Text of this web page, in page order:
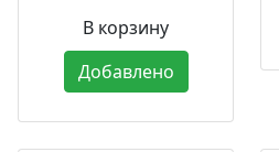
В корзину
Добавлено